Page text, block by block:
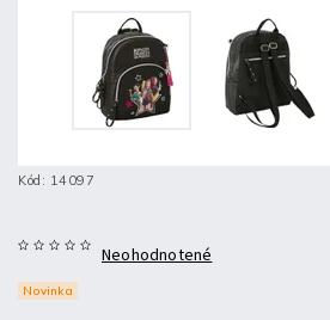
Kód: 14097
Novinka
Neohodnotené